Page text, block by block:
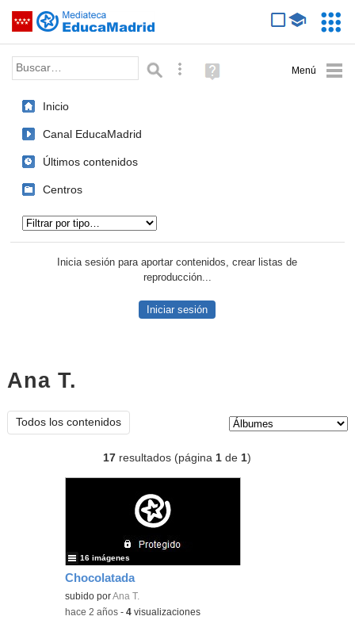
Saltar navegación
Palabra o frase: Búsqueda avanzada
Ayuda
(en
Inicio
Canal EducaMadrid
Últimos contenidos
Centros
Inicia sesión para aportar contenidos, crear listas de
reproducción...
Iniciar sesión
Ana T.
Todos los contenidos
17 resultados (página1 de1)
Chocolatada
subido porAna T.
16 imágenes
-hace 2 años -4 visualizaciones